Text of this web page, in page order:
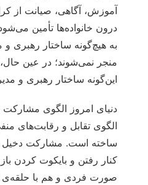
آموزش، آگاهی، صیانت از
درون خانواده‌ها تأمین
به هیچ‌گونه ساختار رهبری و
منجر نمی‌شوند؛ در عین
این‌‌گونه ساختار رهبری و
دنیای امروز الگوی
الگوی تقابل و رقابت‌های
ساخته است. مشارکت دخیل
کنار رفتن و بایکوت کردن
صورت فردی و هم با حلقه‌ی